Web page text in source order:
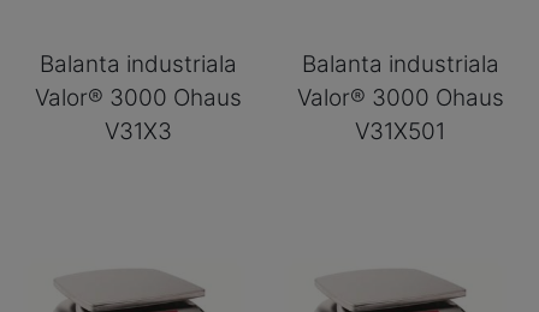
Balanta industriala
Valor® 3000 Ohaus
V31X3
Balanta industriala
Valor® 3000 Ohaus
V31X501